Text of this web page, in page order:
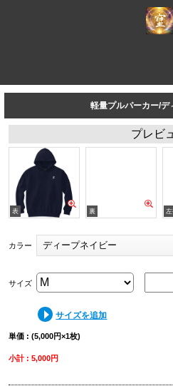
軽量プルパーカー/デ
プレビ
カラー ディープネイビー
サイズ
サイズを追加
単価 : (5,000円×1枚)
小計 : 5,000円